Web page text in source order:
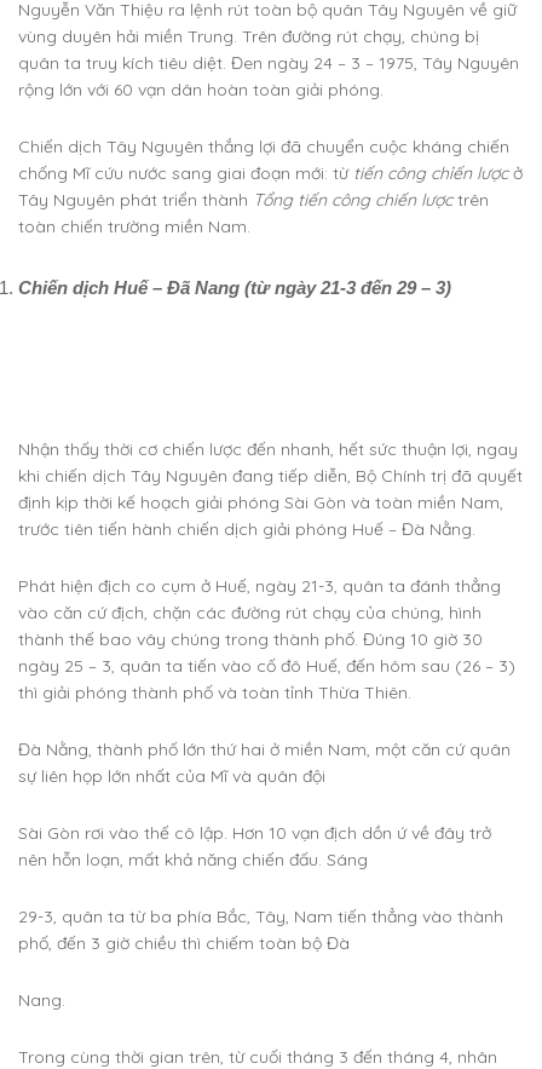
Nguyễn Văn Thiệu ra lệnh rút toàn bộ quân Tây Nguyên về giữ
vùng duyên hải miền Trung. Trên đường rút chạy, chúng bị
quân ta truy kích tiêu diệt. Đen ngày 24 – 3 – 1975, Tây Nguyên
rộng lớn với 60 vạn dân hoàn toàn giải phóng.
Chiến dịch Tây Nguyên thắng lợi đã chuyển cuộc kháng chiến
chống Mĩ cứu nước sang giai đoạn mới: từ tiến công chỉến lượcở
Tây Nguyên phát triển thành Tổng tiến công chiến lượctrên
toàn chiến trường miền Nam.
Chiến dịch Huế – Đã Nang (từ ngày 21-3 đến 29 – 3)
Nhận thấy thời cơ chiến lược đến nhanh, hết sức thuận lợi, ngay
khi chiến dịch Tây Nguyên đang tiếp diễn, Bộ Chính trị đã quyết
định kịp thời kế hoạch giải phóng Sài Gòn và toàn miền Nam,
trước tiên tiến hành chiến dịch giải phóng Huế – Đà Nằng.
Phát hiện địch co cụm ở Huế, ngày 21-3, quân ta đánh thẳng
vào căn cứ địch, chặn các đường rút chạy của chúng, hình
thành thế bao vây chúng trong thành phố. Đúng 10 giờ 30
ngày 25 – 3, quân ta tiến vào cố đô Huế, đến hôm sau (26 – 3)
thì giải phóng thành phố và toàn tỉnh Thừa Thiên.
Đà Nằng, thành phố lớn thứ hai ở miền Nam, một căn cứ quân
sự liên họp lớn nhất của Mĩ và quân đội
Sài Gòn rơi vào thế cô lập. Hơn 10 vạn địch dồn ứ về đây trở
nên hỗn loạn, mất khả năng chiến đấu. Sáng
29-3, quân ta từ ba phía Bắc, Tây, Nam tiến thẳng vào thành
phố, đến 3 giờ chiều thì chiếm toàn bộ Đà
Nang.
Trong cùng thời gian trên, từ cuối tháng 3 đến tháng 4, nhân